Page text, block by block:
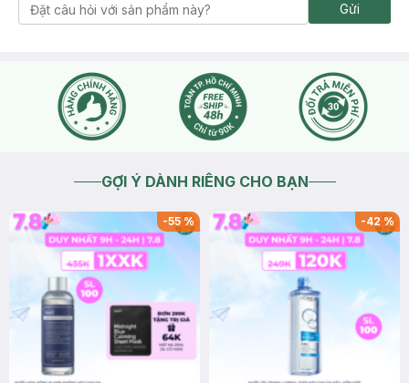
Gửi
GỢI Ý DÀNH RIÊNG CHO BẠN
-55% -42%